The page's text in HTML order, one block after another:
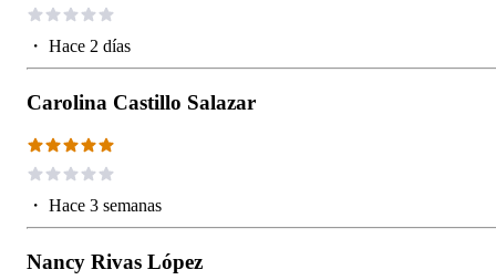
・ Hace 2 días
Carolina Castillo Salazar
・ Hace 3 semanas
Nancy Rivas López